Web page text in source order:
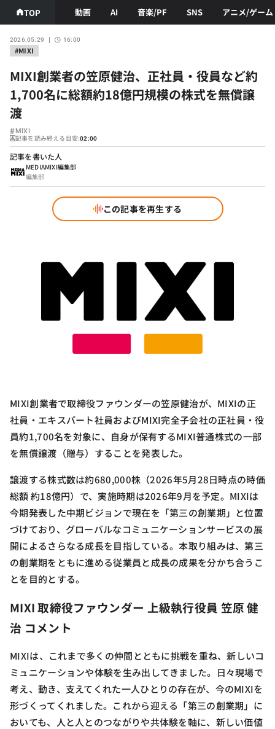
TOP 動画 AI 音楽/PF SNS アニメ/ゲーム
#MIXI
2026.05.29 16:00
MIXI創業者の笠原健治、正社員・役員など約
1,700名に総額約18億円規模の株式を無償譲
渡
#MIXI
記事を読み終える目安:02:00
記事を書いた人
MEDIAMIXI編集部
編集部
この記事を再生する
MIXI創業者で取締役ファウンダーの笠原健治が、MIXIの正
社員・エキスパート社員およびMIXI完全子会社の正社員・役
員約1,700名を対象に、自身が保有するMIXI普通株式の一部
を無償譲渡（贈与）することを発表した。
譲渡する株式数は約680,000株（2026年5月28日時点の時価
総額 約18億円）で、実施時期は2026年9月を予定。MIXIは
今期発表した中期ビジョンで現在を「第三の創業期」と位置
づけており、グローバルなコミュニケーションサービスの展
開によるさらなる成長を目指している。本取り組みは、第三
の創業期をともに進める従業員と成長の成果を分かち合うこ
とを目的とする。
MIXI 取締役ファウンダー 上級執行役員 笠原 健
治 コメント
MIXIは、これまで多くの仲間とともに挑戦を重ね、新しいコ
ミュニケーションや体験を生み出してきました。日々現場で
考え、動き、支えてくれた一人ひとりの存在が、今のMIXIを
形づくってくれました。これから迎える「第三の創業期」に
おいても、人と人とのつながりや共体験を軸に、新しい価値